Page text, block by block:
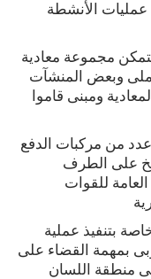
عمليات الأنشطة
مجموعة معادية
وبعض المنشآت
ومبنى قاموا
عدد من مركبات الدفع
على الطرف
للقوات
بتنفيذ عملية
بمهمة القضاء على
منطقة اللسان